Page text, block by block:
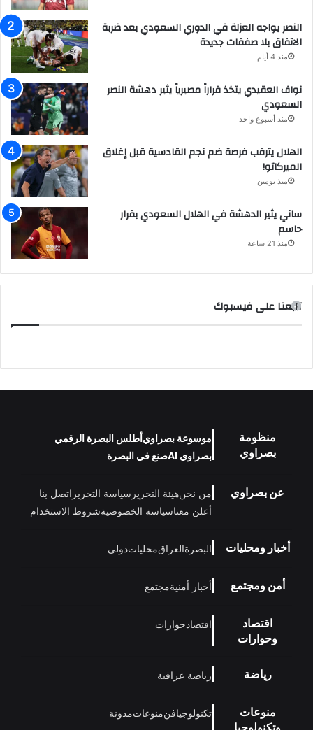
النصر يواجه العزلة في الدوري السعودي بعد ضربة
الاتفاق بلا صفقات جديدة
منذ 4 أيام
نواف العقيدي يتخذ قراراً مصيرياً يثير دهشة النصر
السعودي
منذ أسبوع واحد
الهلال يترقب فرصة ضم نجم القادسية قبل إغلاق
الميركاتو!
منذ يومين
ساني يثير الدهشة في الهلال السعودي بقرار
حاسم
منذ 21 ساعة
تابعنا على فيسبوك
منظومة
بصراوي
موسوعة بصراويأطلس البصرة الرقمي
بصراوي AI
صنع في البصرة
عن بصراوي من نحنهيئة التحرير سياسة التحرير اتصل بنا
أعلن معناسياسة الخصوصيةشروط الاستخدام
أخبار ومحليات البصرةالعراقمحلياتدولي
أمن ومجتمع أخبار أمنيةمجتمع
اقتصاد
وحوارات
اقتصادحوارات
رياضة رياضة عراقية
منوعات
وتكنولوجيا
تكنولوجيافنمنوعاتمدونة